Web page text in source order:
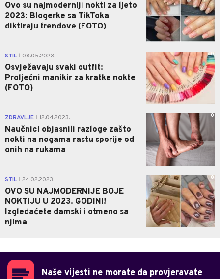
Ovo su najmoderniji nokti za ljeto
2023: Blogerke sa TikToka
diktiraju trendove (FOTO)
STIL 08.05.2023.
Osvježavaju svaki outfit:
Proljećni manikir za kratke nokte
(FOTO)
0
ZDRAVLJE 12.04.2023.
Naučnici objasnili razloge zašto
nokti na nogama rastu sporije od
onih na rukama
0
STIL 24.02.2023.
OVO SU NAJMODERNIJE BOJE
NOKTIJU U 2023. GODINI!
Izgledaćete damski i otmeno sa
njima
0
Naše vijesti ne morate da provjeravate